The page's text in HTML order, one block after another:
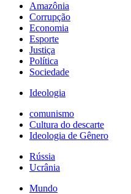
Amazônia
Corrupção
Economia
Esporte
Justiça
Política
Sociedade
Ideologia
comunismo
Cultura do descarte
Ideologia de Gênero
Rússia
Ucrânia
Mundo